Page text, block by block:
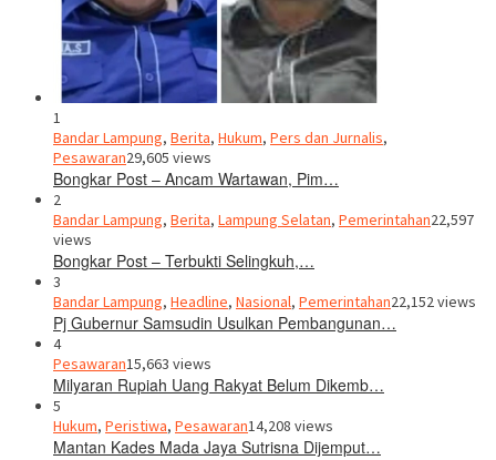
1
Bandar Lampung, Berita, Hukum, Pers dan Jurnalis,
Pesawaran29,605 views
Bongkar Post – Ancam Wartawan, Pim…
2
Bandar Lampung, Berita, Lampung Selatan, Pemerintahan22,597
views
Bongkar Post – Terbukti Selingkuh,…
3
Bandar Lampung, Headline, Nasional, Pemerintahan22,152 views
Pj Gubernur Samsudin Usulkan Pembangunan…
4
Pesawaran15,663 views
Milyaran Rupiah Uang Rakyat Belum Dikemb…
5
Hukum, Peristiwa, Pesawaran14,208 views
Mantan Kades Mada Jaya Sutrisna Dijemput…